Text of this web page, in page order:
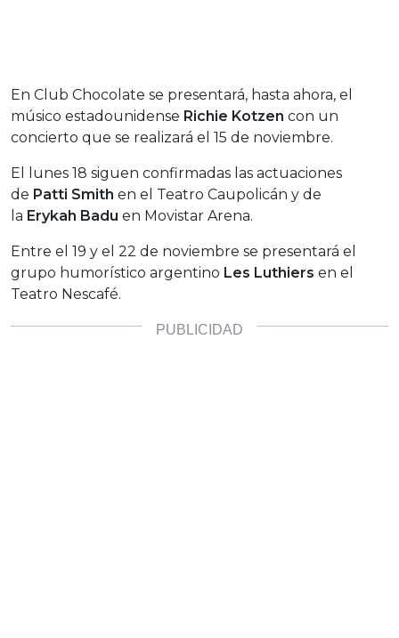
En Club Chocolate se presentará, hasta ahora, el
músico estadounidense Richie Kotzen con un
concierto que se realizará el 15 de noviembre.
El lunes 18 siguen confirmadas las actuaciones
de Patti Smith en el Teatro Caupolicán y de
la Erykah Badu en Movistar Arena.
Entre el 19 y el 22 de noviembre se presentará el
grupo humorístico argentino Les Luthiers en el
Teatro Nescafé.